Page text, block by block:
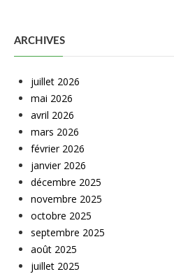
ARCHIVES
juillet 2026
mai 2026
avril 2026
mars 2026
février 2026
janvier 2026
décembre 2025
novembre 2025
octobre 2025
septembre 2025
août 2025
juillet 2025